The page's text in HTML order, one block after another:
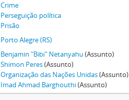
Crime
Perseguição política
Prisão
Porto Alegre (RS)
Benjamin "Bibi" Netanyahu (Assunto)
Shimon Peres(Assunto)
Organização das Nações Unidas(Assunto)
Imad Ahmad Barghouthi(Assunto)